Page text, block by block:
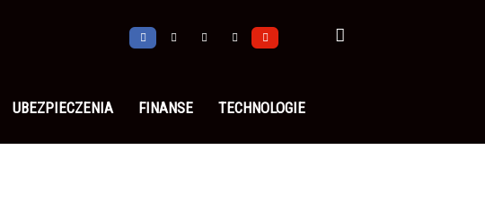
UBEZPIECZENIA FINANSE TECHNOLOGIE